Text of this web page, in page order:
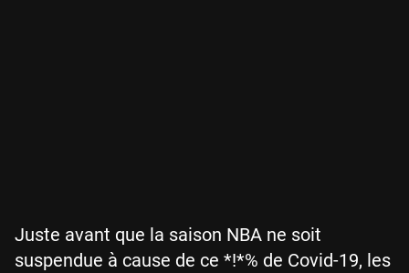
Juste avant que la saison NBA ne soit
suspendue à cause de ce *!*% de Covid-19, les